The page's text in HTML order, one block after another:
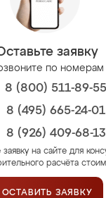
заявку
по номерам
8 (800) 511-89-55
8 (495) 665-24-01
8 (926) 409-68-13
заявку на сайте для
расчёта
ОСТАВИТЬ ЗАЯВКУ